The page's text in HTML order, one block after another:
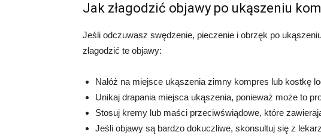
Jak złagodzić objawy po ukąszeniu
Jeśli odczuwasz swędzenie, pieczenie i obrzęk po
złagodzić te objawy:
Nałóż na miejsce ukąszenia zimny kompres lub kostkę
Unikaj drapania miejsca ukąszenia, ponieważ może to
Stosuj kremy lub maści przeciwświądowe, które
Jeśli objawy są bardzo dokuczliwe, skonsultuj się z